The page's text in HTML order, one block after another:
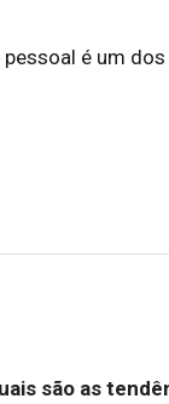
é um
são as